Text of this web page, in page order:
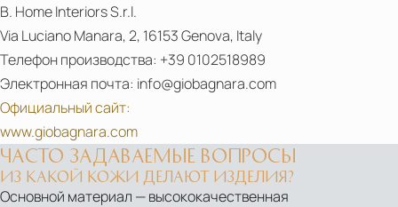
B. Home Interiors S.r.l.
Via Luciano Manara, 2, 16153 Genova, Italy
Телефон производства: +39 0102518989
Электронная почта: info@giobagnara.com
Официальный сайт:
www.giobagnara.com
ЧАСТО ЗАДАВАЕМЫЕ ВОПРОСЫ
ИЗ КАКОЙ КОЖИ ДЕЛАЮТ ИЗДЕЛИЯ?
Основной материал — высококачественная